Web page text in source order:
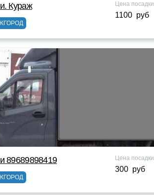
Кураж Цена посадки
1100 руб
89689898419 Цена посадки
300 руб